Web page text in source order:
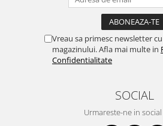
Vreau sa primesc newsletter
magazinului. Afla mai multe in
Confidentialitate
SOCIAL
Urmareste-ne in